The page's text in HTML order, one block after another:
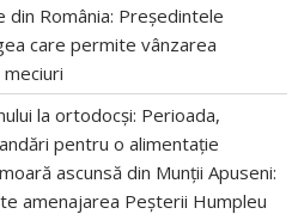
România: Președintele
care permite vânzarea
la ortodocși: Perioada,
pentru o alimentație
ascunsă din Munții Apuseni:
amenajarea Peșterii Humpleu